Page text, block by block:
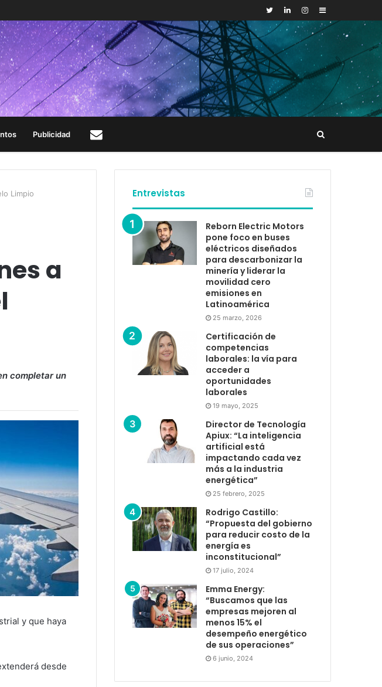
Sidebar
Publicidad
Limpio
a
completar un
y que haya
desde
Entrevistas
Reborn Electric Motors
pone foco en buses
eléctricos diseñados
para descarbonizar la
minería y liderar la
movilidad cero
emisiones en
Latinoamérica
25 marzo, 2026
Certificación de
competencias
laborales: la vía para
acceder a
oportunidades
laborales
19 mayo, 2025
Director de Tecnología
Apiux: “La inteligencia
artificial está
impactando cada vez
más a la industria
energética”
25 febrero, 2025
Rodrigo Castillo:
“Propuesta del gobierno
para reducir costo de la
energía es
inconstitucional”
17 julio, 2024
Emma Energy:
“Buscamos que las
empresas mejoren al
menos 15% el
desempeño energético
de sus operaciones”
6 junio, 2024